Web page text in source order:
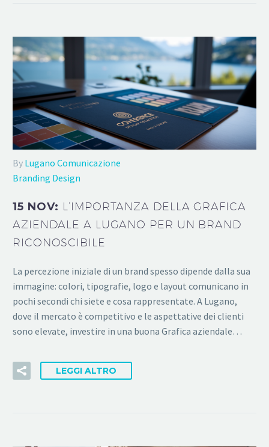
By Lugano Comunicazione
Branding Design
15 NOV: L’IMPORTANZA DELLA GRAFICA
AZIENDALE A LUGANO PER UN BRAND
RICONOSCIBILE
La percezione iniziale di un brand spesso dipende dalla sua
immagine: colori, tipografie, logo e layout comunicano in
pochi secondi chi siete e cosa rappresentate. A Lugano,
dove il mercato è competitivo e le aspettative dei clienti
sono elevate, investire in una buona Grafica aziendale…
LEGGI ALTRO